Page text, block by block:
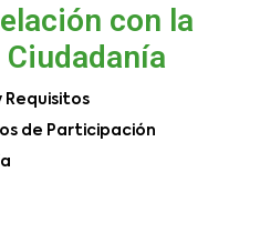
con la
Ciudadanía
Requisitos
de Participación